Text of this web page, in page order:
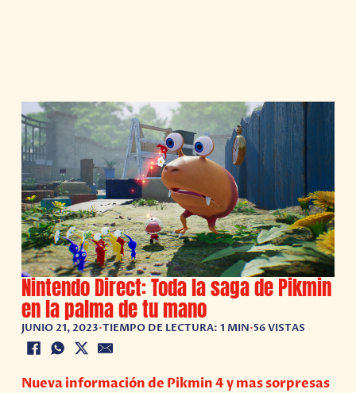
Nintendo Direct: Toda la saga de Pikmin
en la palma de tu mano
JUNIO 21, 2023•TIEMPO DE LECTURA: 1 MIN•56 VISTAS
Nueva información de Pikmin 4 y mas sorpresas